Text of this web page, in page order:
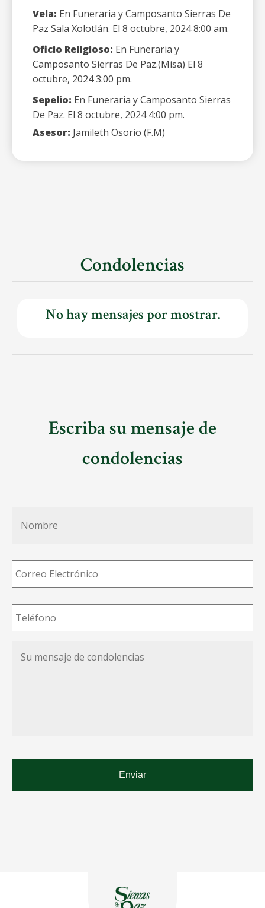
Vela: En Funeraria y Camposanto Sierras De
Paz Sala Xolotlán. El 8 octubre, 2024 8:00 am.
Oficio Religioso: En Funeraria y
Camposanto Sierras De Paz.(Misa) El 8
octubre, 2024 3:00 pm.
Sepelio: En Funeraria y Camposanto Sierras
De Paz. El 8 octubre, 2024 4:00 pm.
Asesor: Jamileth Osorio (F.M)
Condolencias
No hay mensajes por mostrar.
Escriba su mensaje de
condolencias
Correo
Electrónico *
Teléfono *
mensaje